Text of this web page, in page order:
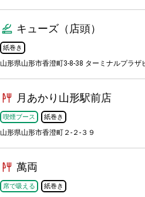
キューズ（店頭）
紙巻き
山形県山形市香澄町3-8-38 ターミナルプラザ
月あかり山形駅前店
喫煙ブース 紙巻き
山形県山形市香澄町２-２-３９
萬両
席で吸える 紙巻き